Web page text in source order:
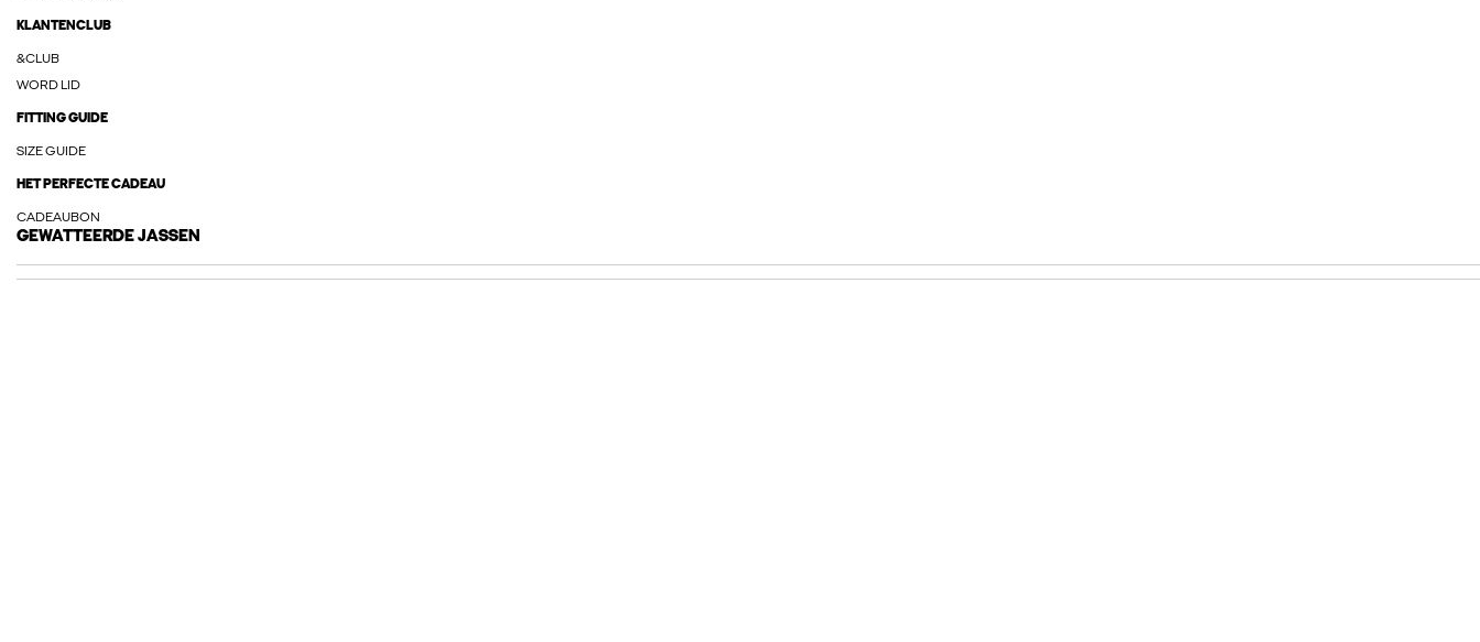
KLANTENCLUB
&CLUB
WORD LID
FITTING GUIDE
SIZE GUIDE
HET PERFECTE CADEAU
CADEAUBON
GEWATTEERDE JASSEN